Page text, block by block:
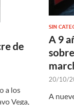
de
a los
Vega,
SIN
A 9
20/10/
A